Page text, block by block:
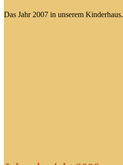
Das Jahr 2007 in unserem Kinderhaus.